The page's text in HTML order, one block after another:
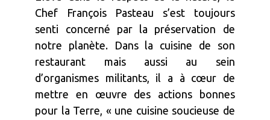
Chef François Pasteau s’est toujours
senti concerné par la préservation de
notre planète. Dans la cuisine de son
restaurant mais aussi au sein
d’organismes militants, il a à cœur de
mettre en œuvre des actions bonnes
pour la Terre, « une cuisine soucieuse de